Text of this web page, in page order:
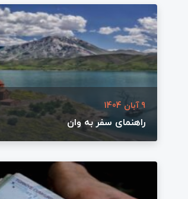
9 آبان 1404
راهنمای سفر به وان